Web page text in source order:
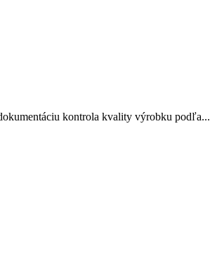
kontrola kvality výrobku podľa...